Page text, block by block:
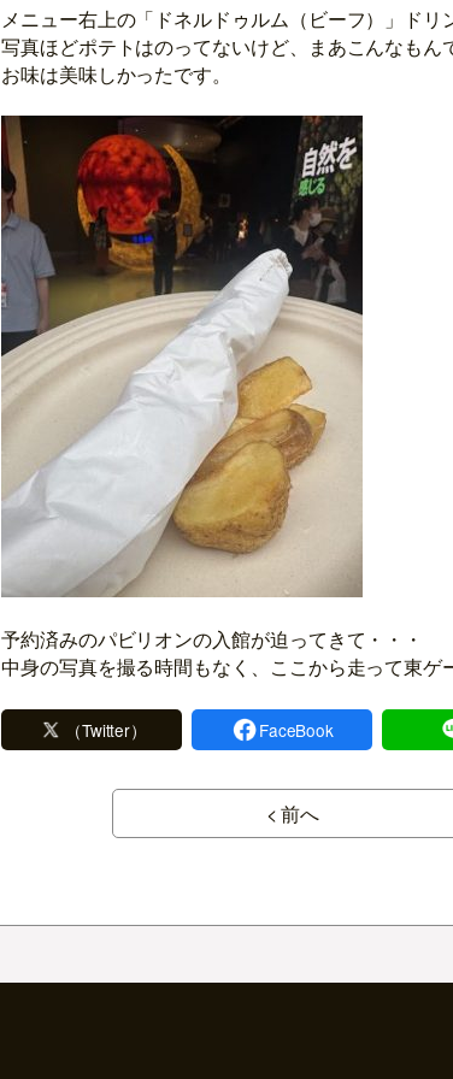
メニュー右上の「ドネルドゥルム（ビーフ）」ド
写真ほどポテトはのってないけど、まあこんなもん
お味は美味しかったです。
予約済みのパビリオンの入館が迫ってきて・・・
中身の写真を撮る時間もなく、ここから走って東ゲ
（Twitter） FaceBook
< 前へ